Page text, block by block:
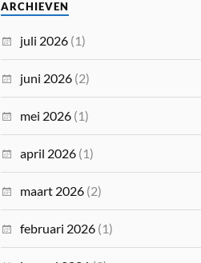
ARCHIEVEN
juli 2026 (1)
juni 2026 (2)
mei 2026 (1)
april 2026 (1)
maart 2026 (2)
februari 2026 (1)